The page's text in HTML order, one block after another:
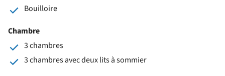
Bouilloire
Chambre
3 chambres
3 chambres avec deux lits à sommier